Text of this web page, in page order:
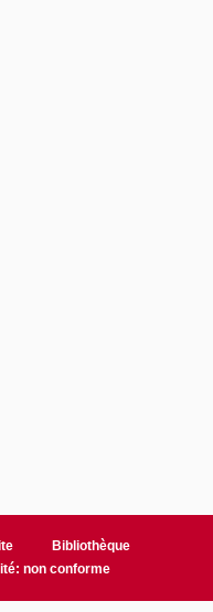
Bibliothèque
non conforme